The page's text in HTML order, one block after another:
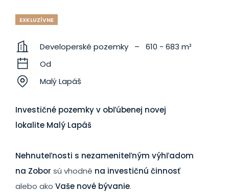
EXKLUZÍVNE
Developerské pozemky – 610 - 683 m²
Od
Malý Lapáš
Investičné pozemky v obľúbenej novej
lokalite Malý Lapáš
Nehnuteľnosti s nezameniteľným výhľadom
na Zobor sú vhodné na investičnú činnosť
alebo ako Vaše nové bývanie.